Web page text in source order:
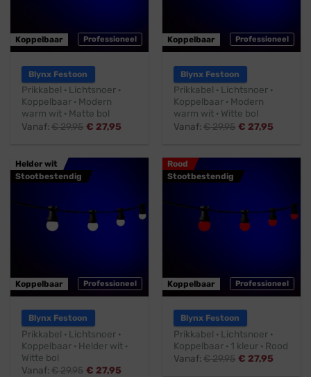
Professioneel
Koppelbaar
Blynx Festoon
Prikkabel · Lichtsnoer ·
Koppelbaar · Modern
warm wit · Matte bol
Vanaf:€29,95 € 27,95
Professioneel
Koppelbaar
Blynx Festoon
Prikkabel · Lichtsnoer ·
Koppelbaar · Modern
warm wit · Witte bol
Vanaf:€29,95 € 27,95
Helder wit
Stootbestendig
Professioneel
Koppelbaar
Blynx Festoon
Prikkabel · Lichtsnoer ·
Koppelbaar · Helder wit ·
Witte bol
Vanaf:€29,95 € 27,95
Rood
Stootbestendig
Professioneel
Koppelbaar
Blynx Festoon
Prikkabel · Lichtsnoer ·
Koppelbaar · 1 kleur · Rood
Vanaf:€29,95 € 27,95